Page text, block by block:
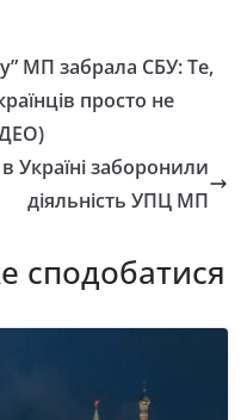
МП забрала СБУ: Те,
просто не
Україні заборонили
діяльність УПЦ МП
сподобатися